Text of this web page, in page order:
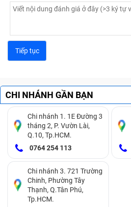
CHI NHÁNH GẦN BẠN
Chi nhánh 1. 1E Đường 3
tháng 2, P. Vườn Lài,
Q.10, Tp.HCM.
0764 254 113
Chi nhánh 3. 721 Trường
Chinh, Phường Tây
Thạnh, Q.Tân Phú,
Tp.HCM.